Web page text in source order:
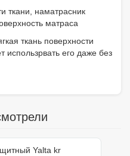
ткани, наматрасник
матраса
ткань поверхности
использрвать его даже без
Yalta kr